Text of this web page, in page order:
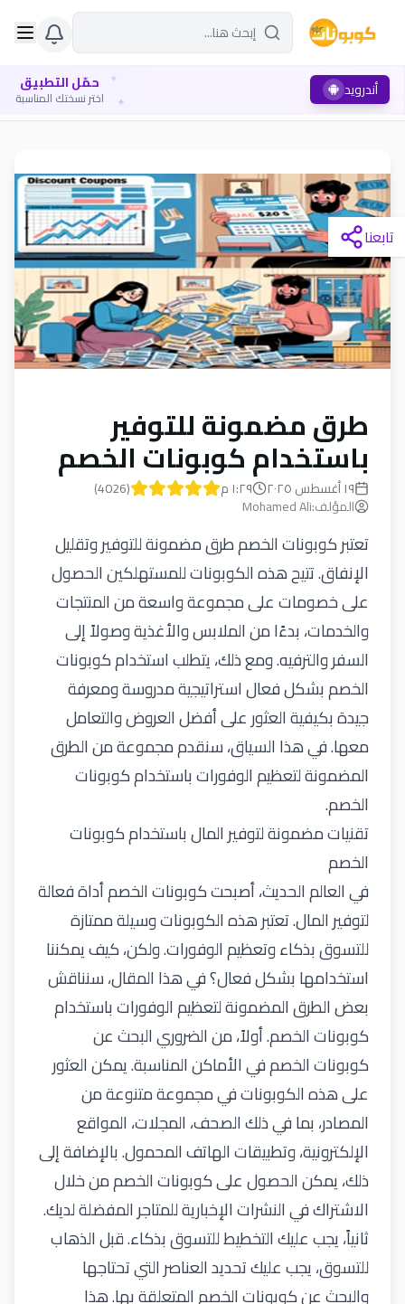
أندرويد حمّل التطبيق
اختر نسختك المناسبة
✦
✦
تابعنا
طرق مضمونة للتوفير
باستخدام كوبونات الخصم
١٩ أغسطس ٢٠٢٥ ١:٢٩ م (
4026
)
المؤلف:
Mohamed Ali
تعتبركوبونات الخصمطرق مضمونة للتوفير وتقليل
الإنفاق. تتيح هذه الكوبونات للمستهلكين الحصول
على خصومات على مجموعة واسعة من المنتجات
والخدمات، بدءًا من الملابس والأغذية وصولاً إلى
السفر والترفيه. ومع ذلك، يتطلب استخدام كوبونات
الخصم بشكل فعال استراتيجية مدروسة ومعرفة
جيدة بكيفية العثور على أفضل العروض والتعامل
معها. في هذا السياق، سنقدم مجموعة من الطرق
المضمونة لتعظيم الوفورات باستخدام كوبونات
الخصم.
تقنيات مضمونة لتوفير المال باستخدام كوبونات
الخصم
في العالم الحديث، أصبحت كوبونات الخصم أداة فعالة
لتوفير المال. تعتبر هذه الكوبونات وسيلة ممتازة
للتسوق بذكاء وتعظيم الوفورات. ولكن، كيف يمكننا
استخدامها بشكل فعال؟ في هذا المقال، سنناقش
بعض الطرق المضمونة لتعظيم الوفورات باستخدام
كوبونات الخصم. أولاً، من الضروري البحث عن
كوبونات الخصم في الأماكن المناسبة. يمكن العثور
على هذه الكوبونات في مجموعة متنوعة من
المصادر، بما في ذلك الصحف، المجلات، المواقع
الإلكترونية، وتطبيقات الهاتف المحمول. بالإضافة إلى
ذلك، يمكن الحصول على كوبونات الخصم من خلال
الاشتراك في النشرات الإخبارية للمتاجر المفضلة لديك.
ثانياً، يجب عليك التخطيط للتسوق بذكاء. قبل الذهاب
للتسوق، يجب عليك تحديد العناصر التي تحتاجها
والبحث عن كوبونات الخصم المتعلقة بها. هذا